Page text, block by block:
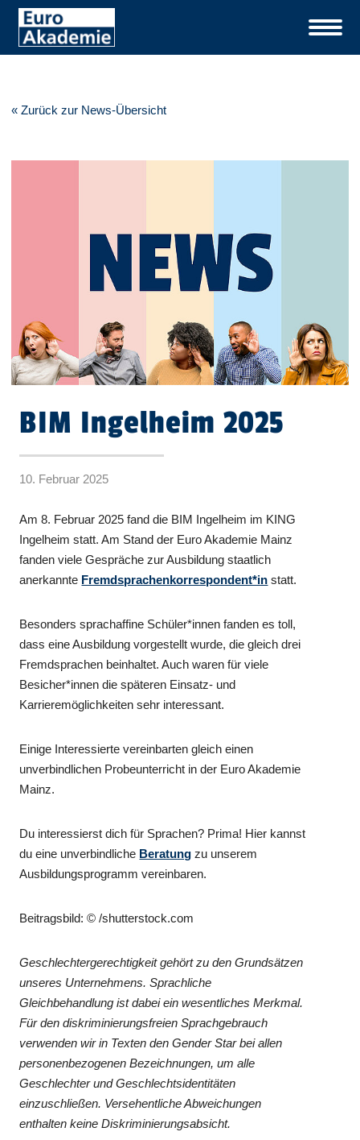
« Zurück zur News-Übersicht
BIM Ingelheim 2025
10. Februar 2025
Am 8. Februar 2025 fand die BIM Ingelheim im KING
Ingelheim statt. Am Stand der Euro Akademie Mainz
fanden viele Gespräche zur Ausbildung staatlich
anerkannte Fremdsprachenkorrespondent*in statt.
Besonders sprachaffine Schüler*innen fanden es toll,
dass eine Ausbildung vorgestellt wurde, die gleich drei
Fremdsprachen beinhaltet. Auch waren für viele
Besicher*innen die späteren Einsatz- und
Karrieremöglichkeiten sehr interessant.
Einige Interessierte vereinbarten gleich einen
unverbindlichen Probeunterricht in der Euro Akademie
Mainz.
Du interessierst dich für Sprachen? Prima! Hier kannst
du eine unverbindliche Beratung zu unserem
Ausbildungsprogramm vereinbaren.
Beitragsbild: © /shutterstock.com
Geschlechtergerechtigkeit gehört zu den Grundsätzen
unseres Unternehmens. Sprachliche
Gleichbehandlung ist dabei ein wesentliches Merkmal.
Für den diskriminierungsfreien Sprachgebrauch
verwenden wir in Texten den Gender Star bei allen
personenbezogenen Bezeichnungen, um alle
Geschlechter und Geschlechtsidentitäten
einzuschließen. Versehentliche Abweichungen
enthalten keine Diskriminierungsabsicht.